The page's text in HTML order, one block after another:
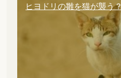
ヒヨドリの雛を猫が襲う？